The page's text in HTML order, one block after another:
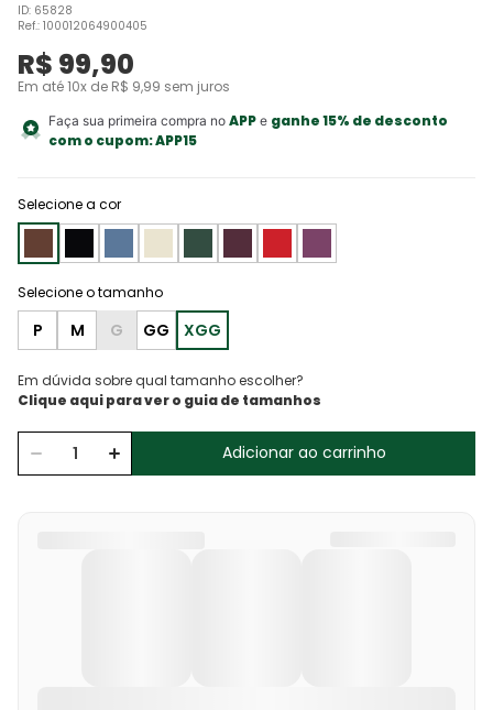
ID: 65828
Ref.: 100012064900405
R$ 99,90
Em até10x de R$ 9,99 sem juros
Faça sua primeira compra no APPe ganhe 15% de desconto
com o cupom:APP15
Selecione a cor
P M G GG XGG
Em dúvida sobre qual tamanho escolher?
Adicionar ao carrinho